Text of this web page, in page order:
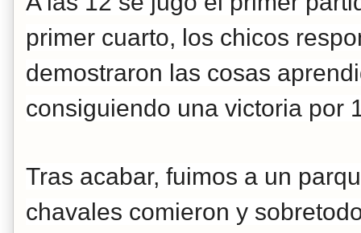
primer cuarto, los chicos
demostraron las cosas
consiguiendo una victoria por
Tras acabar, fuimos a un
chavales comieron y